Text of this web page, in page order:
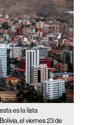
es la lista
el viernes 23 de